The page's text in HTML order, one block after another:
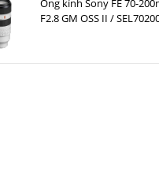
Ống kính Sony FE 70-
F2.8 GM OSS II /